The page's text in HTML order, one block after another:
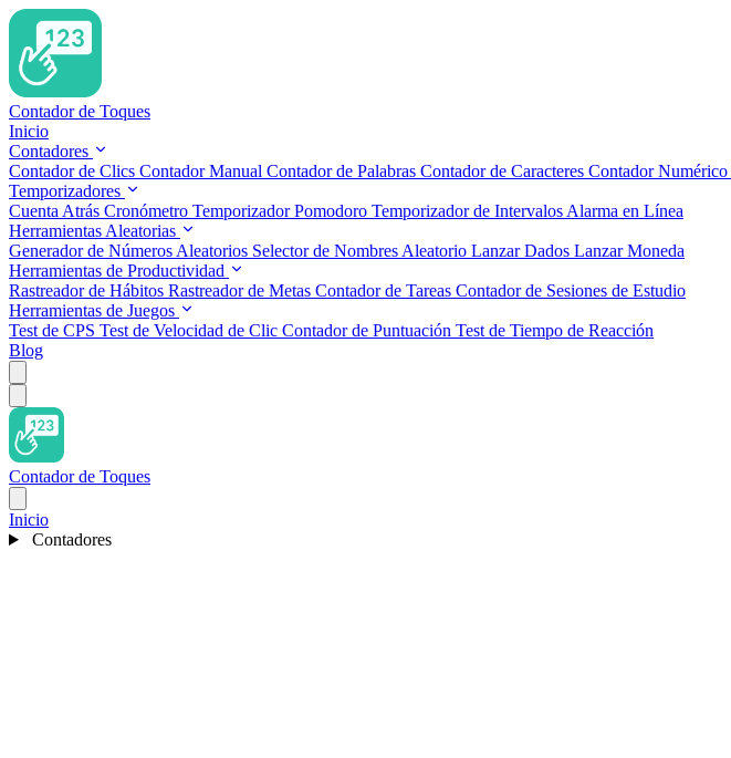
Contador de Toques
Inicio
Contadores
Contador de Clics Contador Manual Contador de Palabras Contador de Caracteres Contador Numérico
Temporizadores
Cuenta Atrás Cronómetro Temporizador Pomodoro Temporizador de Intervalos Alarma en Línea
Herramientas Aleatorias
Generador de Números Aleatorios Selector de Nombres Aleatorio Lanzar Dados Lanzar Moneda
Herramientas de Productividad
Rastreador de Hábitos Rastreador de Metas Contador de Tareas Contador de Sesiones de Estudio
Herramientas de Juegos
Test de CPS Test de Velocidad de Clic Contador de Puntuación Test de Tiempo de Reacción
Blog
Contador de Toques
Inicio
Contadores